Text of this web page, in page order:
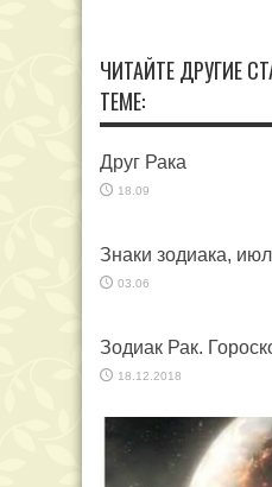
ЧИТАЙТЕ ДРУГИЕ
ТЕМЕ:
Друг Рака
18.09
Знаки зодиака,
03.06
Зодиак Рак.
18.12.2018